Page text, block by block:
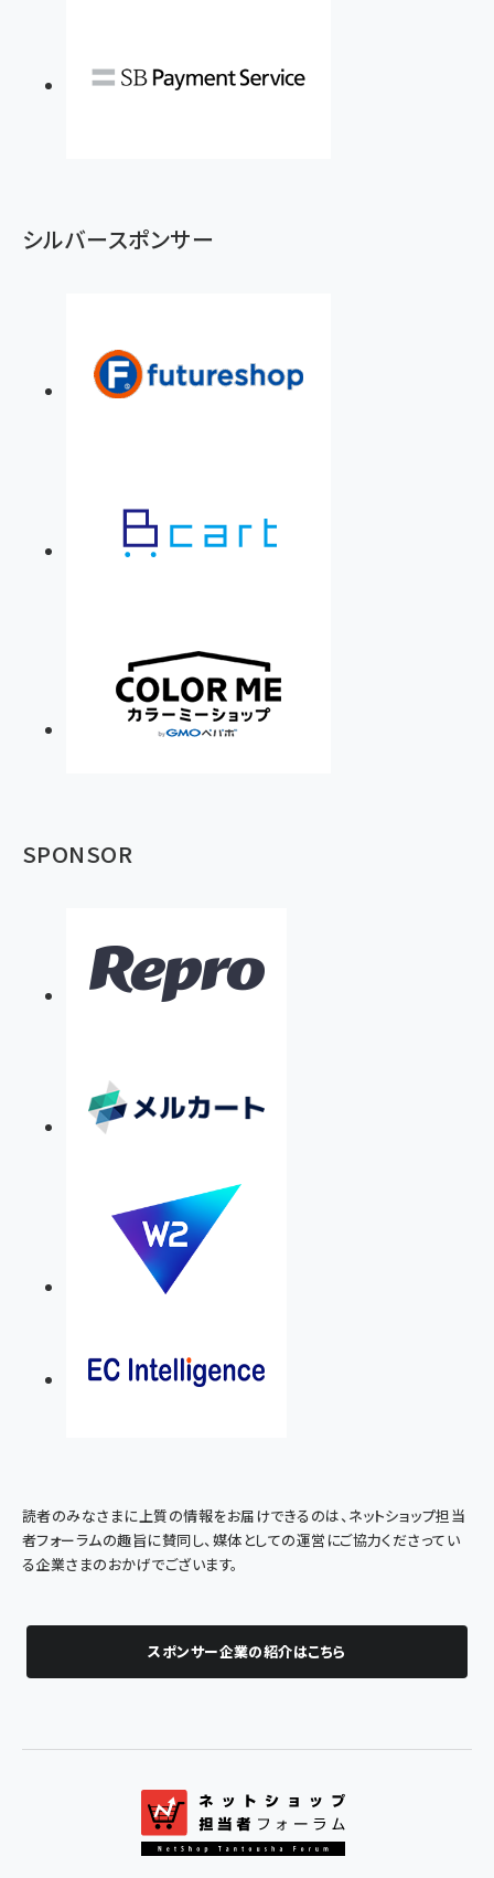
シルバースポンサー
SPONSOR
読者のみなさまに上質の情報をお届けできるのは、ネットショップ担当
者フォーラムの趣旨に賛同し、媒体としての運営にご協力くださってい
る企業さまのおかげでございます。
スポンサー企業の紹介はこちら